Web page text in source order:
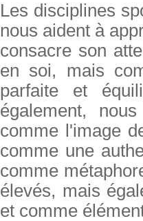
Les disciplines
nous aident à
consacre son
en soi, mais
parfaite et
également,
comme l'image
comme une
comme
élevés, mais
et comme